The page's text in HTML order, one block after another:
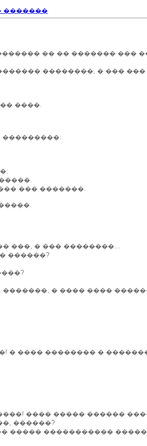
�������
�� �� ������� ���
��������, � ��� ���
����.
��� �������.
���, � ��� ��������...
������?
� ���� ����
� ���� �������� �
���� ����� ������
������?
����� �����������